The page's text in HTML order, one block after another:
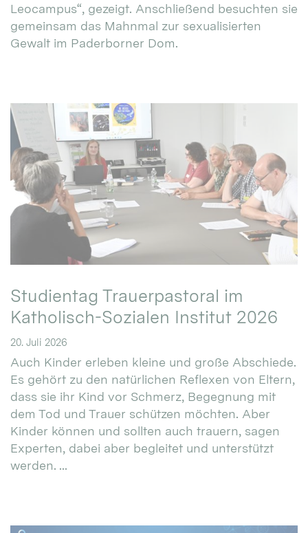
Leocampus“, gezeigt. Anschließend besuchten sie
gemeinsam das Mahnmal zur sexualisierten
Gewalt im Paderborner Dom.
Studientag Trauerpastoral im
Katholisch-Sozialen Institut 2026
20. Juli 2026
Auch Kinder erleben kleine und große Abschiede.
Es gehört zu den natürlichen Reflexen von Eltern,
dass sie ihr Kind vor Schmerz, Begegnung mit
dem Tod und Trauer schützen möchten. Aber
Kinder können und sollten auch trauern, sagen
Experten, dabei aber begleitet und unterstützt
werden. ...